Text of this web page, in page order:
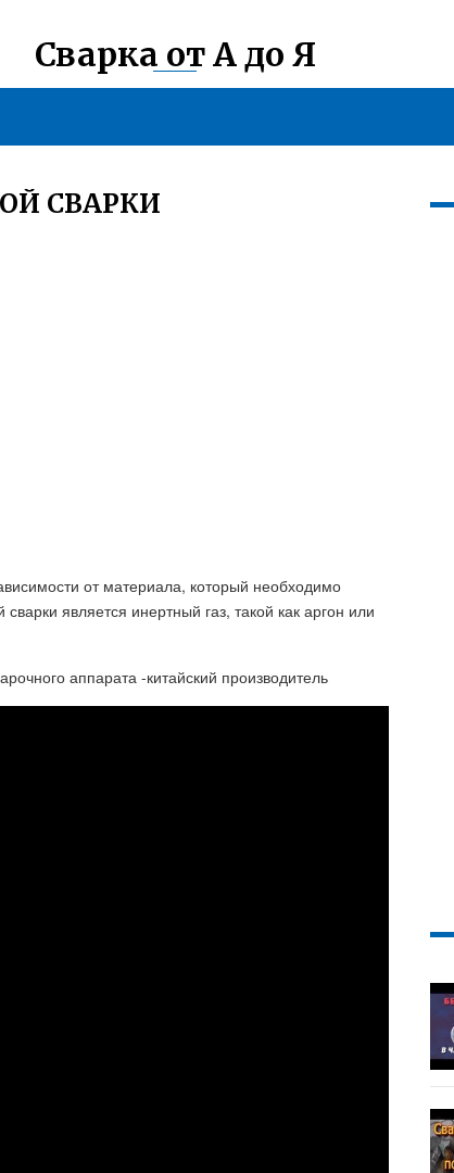
Сварка от А до Я
СВАРКИ
от материала, который необходимо
является инертный газ, такой как аргон или
аппарата -китайский производитель